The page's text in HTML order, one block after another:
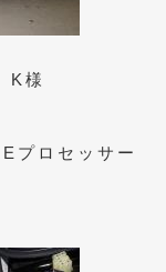
K様
プロセッサー